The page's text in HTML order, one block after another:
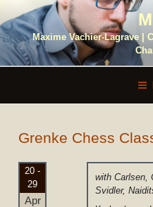
to
content Maxime Vachier-Lagrave |
Grenke Chess
20 -
29
Apr
with Carlsen,
Svidler,